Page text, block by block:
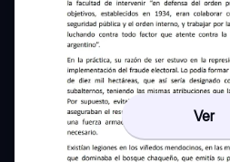
Ver